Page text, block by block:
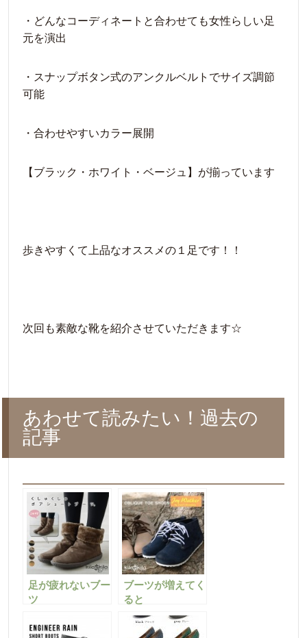
・どんなコーディネートと合わせても女性らしい足
元を演出
・スナップボタン式のアンクルベルトでサイズ調節
可能
・合わせやすいカラー展開
【ブラック・ホワイト・ベージュ】が揃っています
歩きやすくて上品なオススメの１足です！！
次回も素敵な靴を紹介させていただきます☆
あわせて読みたい！過去の
記事
足が疲れないブー
ツ
ブーツが増えてく
ると